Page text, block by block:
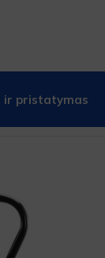
ir pristatymas